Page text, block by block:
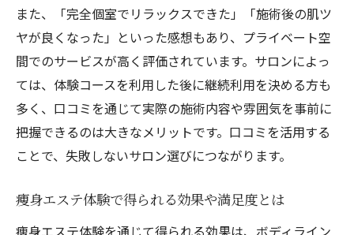
また、「完全個室でリラックスできた」「施術後の肌ツ
ヤが良くなった」といった感想もあり、プライベート空
間でのサービスが高く評価されています。サロンによっ
ては、体験コースを利用した後に継続利用を決める方も
多く、口コミを通じて実際の施術内容や雰囲気を事前に
把握できるのは大きなメリットです。口コミを活用する
ことで、失敗しないサロン選びにつながります。
痩身エステ体験で得られる効果や満足度とは
痩身エステ体験を通じて得られる効果は、ボディライン